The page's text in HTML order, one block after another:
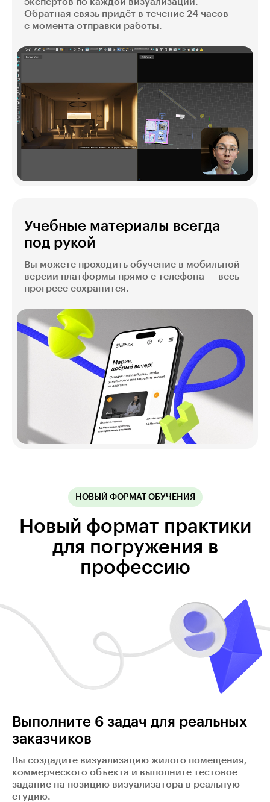
Обратная связь придёт в течение 24 часов
с момента отправки работы.
Учебные материалы всегда
под рукой
Вы можете проходить обучение в мобильной
версии платформы прямо с телефона — весь
прогресс сохранится.
НОВЫЙ ФОРМАТ ОБУЧЕНИЯ
Новый формат практики
для погружения в
профессию
Выполните 6 задач для реальных
заказчиков
Вы создадите визуализацию жилого помещения,
коммерческого объекта и выполните тестовое
задание на позицию визуализатора в реальную
студию.